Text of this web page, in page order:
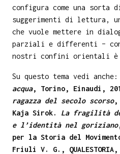
configura come una sorta
suggerimenti di lettura,
che vuole mettere in
parziali e differenti –
nostri confini orientali è
Su questo tema vedi anche:
acqua, Torino, Einaudi,
ragazza del secolo scorso,
Kaja Sirok. La fragilità
e l’identità nel goriziano
per la Storia del
Friuli V. G.,